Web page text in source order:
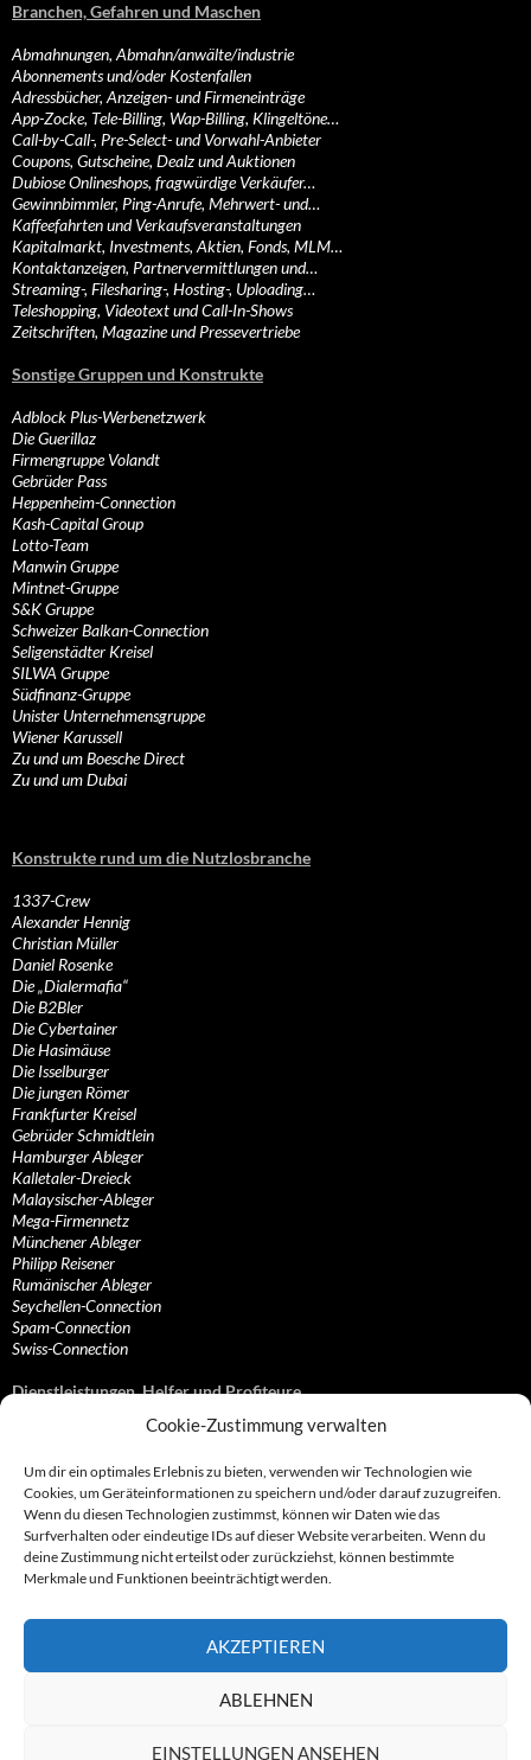
Cookie-Zustimmung verwalten
Um dir ein optimales Erlebnis zu bieten, verwenden wir Technologien wie
Cookies, um Geräteinformationen zu speichern und/oder darauf zuzugreifen.
Wenn du diesen Technologien zustimmst, können wir Daten wie das
Surfverhalten oder eindeutige IDs auf dieser Website verarbeiten. Wenn du
deine Zustimmung nicht erteilst oder zurückziehst, können bestimmte
Merkmale und Funktionen beeinträchtigt werden.
AKZEPTIEREN
ABLEHNEN
EINSTELLUNGEN ANSEHEN
Branchen, Gefahren und Maschen
Abmahnungen, Abmahn/anwälte/industrie
Abonnements und/oder Kostenfallen
Adressbücher, Anzeigen- und Firmeneinträge
App-Zocke, Tele-Billing, Wap-Billing, Klingeltöne…
Call-by-Call-, Pre-Select- und Vorwahl-Anbieter
Coupons, Gutscheine, Dealz und Auktionen
Dubiose Onlineshops, fragwürdige Verkäufer…
Gewinnbimmler, Ping-Anrufe, Mehrwert- und…
Kaffeefahrten und Verkaufsveranstaltungen
Kapitalmarkt, Investments, Aktien, Fonds, MLM…
Kontaktanzeigen, Partnervermittlungen und…
Streaming-, Filesharing-, Hosting-, Uploading…
Teleshopping, Videotext und Call-In-Shows
Zeitschriften, Magazine und Pressevertriebe
Sonstige Gruppen und Konstrukte
Adblock Plus-Werbenetzwerk
Die Guerillaz
Firmengruppe Volandt
Gebrüder Pass
Heppenheim-Connection
Kash-Capital Group
Lotto-Team
Manwin Gruppe
Mintnet-Gruppe
S&K Gruppe
Schweizer Balkan-Connection
Seligenstädter Kreisel
SILWA Gruppe
Südfinanz-Gruppe
Unister Unternehmensgruppe
Wiener Karussell
Zu und um Boesche Direct
Zu und um Dubai
Konstrukte rund um die Nutzlosbranche
1337-Crew
Alexander Hennig
Christian Müller
Daniel Rosenke
Die „Dialermafia“
Die B2Bler
Die Cybertainer
Die Hasimäuse
Die Isselburger
Die jungen Römer
Frankfurter Kreisel
Gebrüder Schmidtlein
Hamburger Ableger
Kalletaler-Dreieck
Malaysischer-Ableger
Mega-Firmennetz
Münchener Ableger
Philipp Reisener
Rumänischer Ableger
Seychellen-Connection
Spam-Connection
Swiss-Connection
Dienstleistungen, Helfer und Profiteure
Anonymisierungsdienste, VPN- und Web-Proxy…
Bezahlsysteme, Finanzdienstleister und…
Bürodienstleister, Firmengründer- und/oder…
Datenhändler, Adressbroker und zielgerichtetes…
Hosting, Routing, Provider, Domain-, Web- und…
Inkasso, Forderungsmanagement und eintreibende…
Spieleanbieter, Online- und Browsergames
Partnerprogramme, Vertriebskanäle- und…
Telekommunikationsdienstleister, Internet…
Vereine, Verbände, Vereinigungen und Lobbyisten
Web-Rotlichtbezirk, Erotik- und XXX-Anbieter
Sonstige Dienstleister, Profiteure und Kooperationen